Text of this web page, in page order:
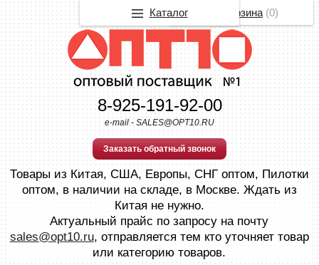
8-925-191-92-00
e-mail - SALES@OPT10.RU
Заказать обратный звонок
Товары из Китая, США, Европы, СНГ оптом, Пилотки
оптом, в наличии на складе, в Москве. Ждать из
Китая не нужно.
Актуальный прайс по запросу на почту
sales@opt10.ru, отправляется тем кто уточняет товар
или категорию товаров.
Корзина(0)
Каталог